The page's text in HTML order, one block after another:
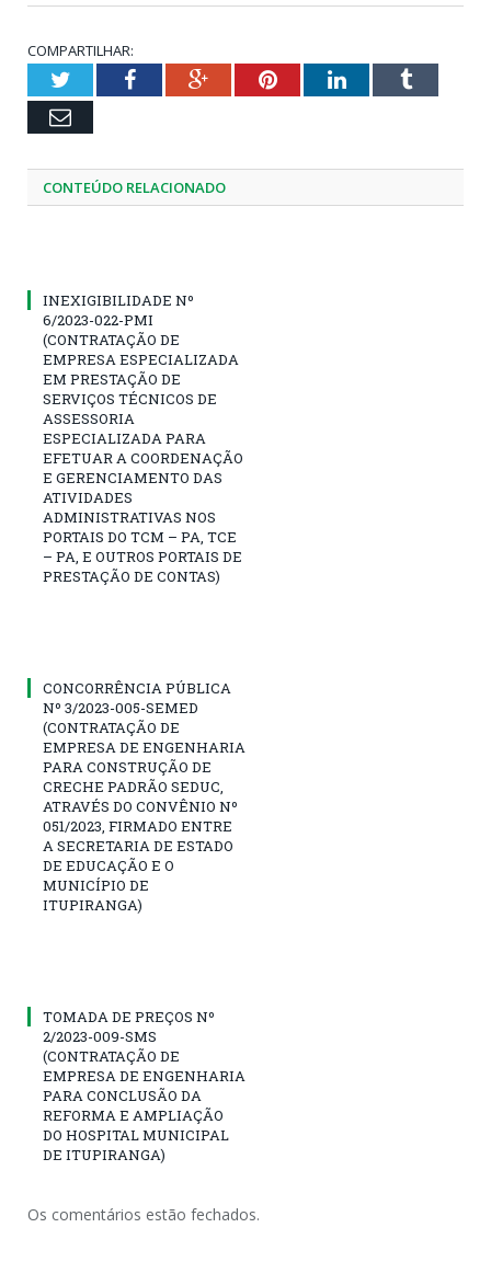
COMPARTILHAR:
TwitterFacebookGoogle+PinterestLinkedInTumblr
Email
CONTEÚDO RELACIONADO
INEXIGIBILIDADE Nº
6/2023-022-PMI
(CONTRATAÇÃO DE
EMPRESA ESPECIALIZADA
EM PRESTAÇÃO DE
SERVIÇOS TÉCNICOS DE
ASSESSORIA
ESPECIALIZADA PARA
EFETUAR A COORDENAÇÃO
E GERENCIAMENTO DAS
ATIVIDADES
ADMINISTRATIVAS NOS
PORTAIS DO TCM – PA, TCE
– PA, E OUTROS PORTAIS DE
PRESTAÇÃO DE CONTAS)
CONCORRÊNCIA PÚBLICA
Nº 3/2023-005-SEMED
(CONTRATAÇÃO DE
EMPRESA DE ENGENHARIA
PARA CONSTRUÇÃO DE
CRECHE PADRÃO SEDUC,
ATRAVÉS DO CONVÊNIO Nº
051/2023, FIRMADO ENTRE
A SECRETARIA DE ESTADO
DE EDUCAÇÃO E O
MUNICÍPIO DE
ITUPIRANGA)
TOMADA DE PREÇOS Nº
2/2023-009-SMS
(CONTRATAÇÃO DE
EMPRESA DE ENGENHARIA
PARA CONCLUSÃO DA
REFORMA E AMPLIAÇÃO
DO HOSPITAL MUNICIPAL
DE ITUPIRANGA)
Os comentários estão fechados.